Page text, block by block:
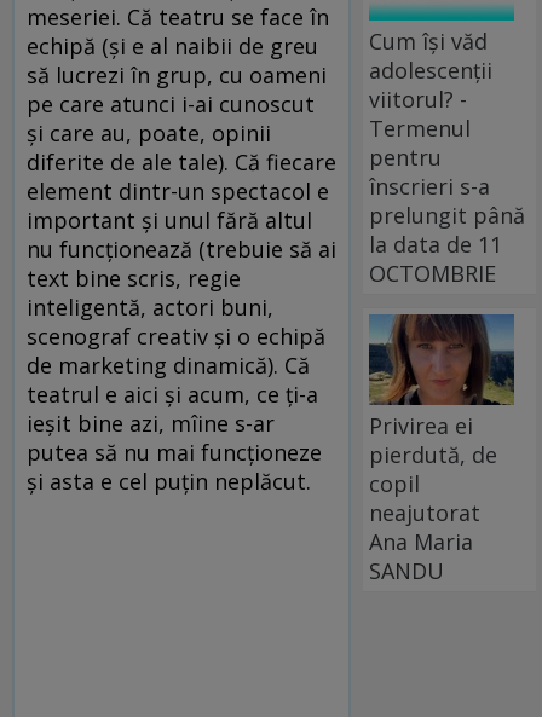
meseriei. Că teatru se face în
echipă (şi e al naibii de greu
să lucrezi în grup, cu oameni
pe care atunci i-ai cunoscut
şi care au, poate, opinii
diferite de ale tale). Că fiecare
element dintr-un spectacol e
important şi unul fără altul
nu funcţionează (trebuie să ai
text bine scris, regie
inteligentă, actori buni,
scenograf creativ şi o echipă
de marketing dinamică). Că
teatrul e aici şi acum, ce ţi-a
ieşit bine azi, mîine s-ar
putea să nu mai funcţioneze
şi asta e cel puţin neplăcut.
Cum își văd
adolescenții
viitorul? -
Termenul
pentru
înscrieri s-a
prelungit până
la data de 11
OCTOMBRIE
Privirea ei
pierdută, de
copil
neajutorat
Ana Maria
SANDU